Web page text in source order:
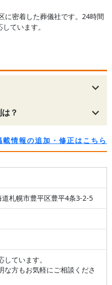
密着した葬儀社です。24時間
ています。
？
載情報の追加・修正はこちら
札幌市豊平区豊平4条3-2-5
ています。
な方もお気軽にご相談くださ